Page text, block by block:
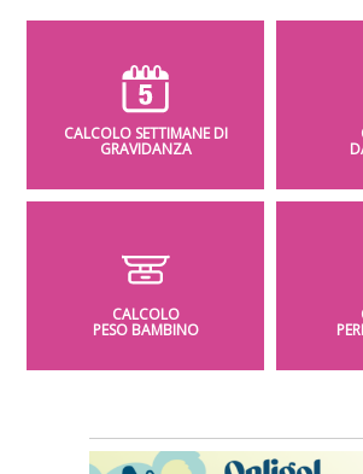
CALCOLO SETTIMANE DI
GRAVIDANZA
CALCOLO
PESO BAMBINO